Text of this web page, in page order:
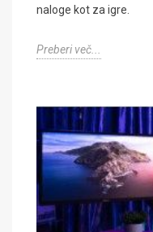
naloge kot za igre.
Preberi več...